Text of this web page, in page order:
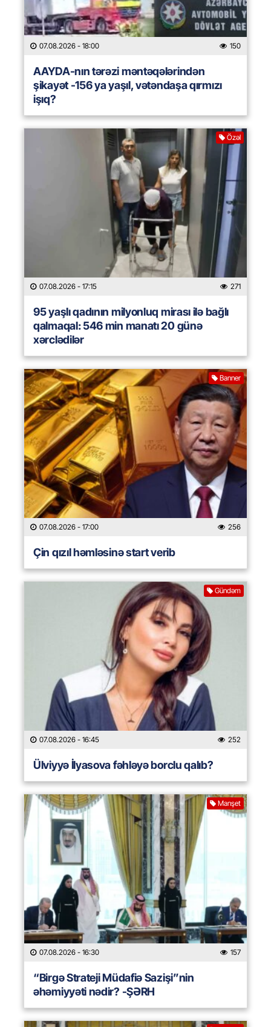
07.08.2026 - 18:00 150
AAYDA-nın tərəzi məntəqələrindən
şikayət -156 ya yaşıl, vətəndaşa qırmızı
işıq?
Özəl
07.08.2026 - 17:15 271
95 yaşlı qadının milyonluq mirası ilə bağlı
qalmaqal: 546 min manatı 20 günə
xərclədilər
Banner
07.08.2026 - 17:00 256
Çin qızıl həmləsinə start verib
Gündəm
07.08.2026 - 16:45 252
Ülviyyə İlyasova fəhləyə borclu qalıb?
Manşet
07.08.2026 - 16:30 157
“Birgə Strateji Müdafiə Sazişi”nin
əhəmiyyəti nədir? -ŞƏRH